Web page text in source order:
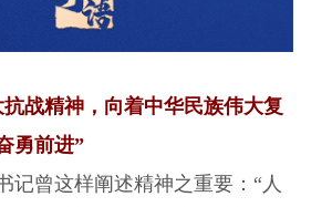
抗战精神，向着中华民族伟大复
勇前进”
曾这样阐述精神之重要：“人